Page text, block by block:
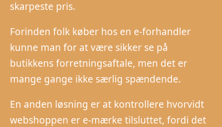
skarpeste pris.
Forinden folk køber hos en e-forhandler
kunne man for at være sikker se på
butikkens forretningsaftale, men det er
mange gange ikke særlig spændende.
En anden løsning er at kontrollere hvorvidt
webshoppen er e-mærke tilsluttet, fordi det